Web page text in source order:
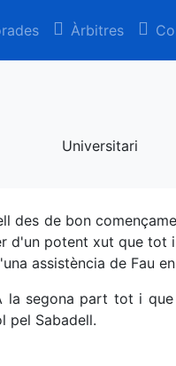
Àrbitres
Universitari
de bon
d'un potent xut que tot
assistència de Fau
segona part tot i
pel Sabadell.